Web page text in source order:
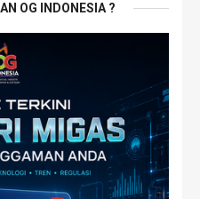
OG INDONESIA ?